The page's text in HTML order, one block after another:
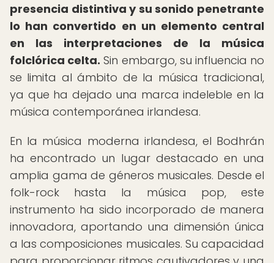
presencia distintiva y su sonido penetrante
lo han convertido en un elemento central
en las interpretaciones de la música
folclórica celta. Sin embargo, su influencia no
se limita al ámbito de la música tradicional,
ya que ha dejado una marca indeleble en la
música contemporánea irlandesa.
En la música moderna irlandesa, el Bodhrán
ha encontrado un lugar destacado en una
amplia gama de géneros musicales. Desde el
folk-rock hasta la música pop, este
instrumento ha sido incorporado de manera
innovadora, aportando una dimensión única
a las composiciones musicales. Su capacidad